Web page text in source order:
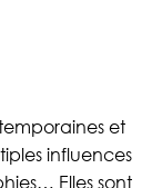
et
influences
Elles sont